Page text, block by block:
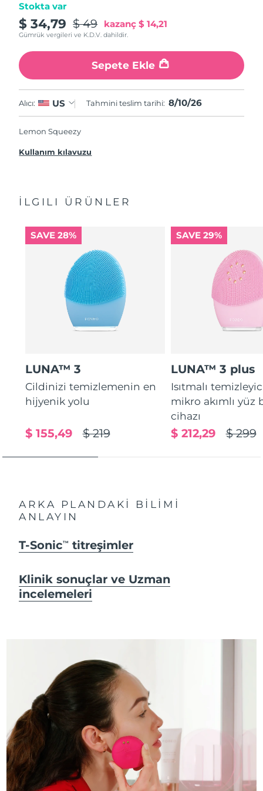
Stokta var
$ 34,79 $ 49 kazanç $ 14,21
Gümrük vergileri ve K.D.V. dahildir.
Sepete Ekle
Alıcı: US Tahmini teslim tarihi: 8/10/26
Lemon Squeezy
Kullanım kılavuzu
İLGILI ÜRÜNLER
SAVE 28%
LUNA™ 3
Cildinizi temizlemenin en
hijyenik yolu
$ 219
$ 155,49
SAVE 29%
LUNA™ 3 plus
Isıtmalı
mikro akımlı yüz
cihazı
$ 299
$ 212,29
ARKA PLANDAKİ BİLİMİ
ANLAYIN
T-SonicTM titreşimler
Klinik sonuçlar ve Uzman
incelemeleri